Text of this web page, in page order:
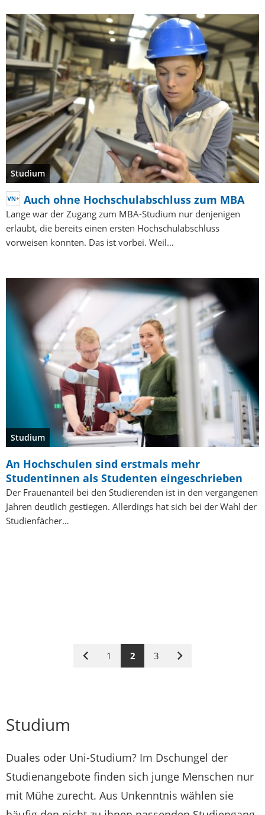
Studium
Auch ohne Hochschulabschluss zum MBA
Lange war der Zugang zum MBA-Studium nur denjenigen
erlaubt, die bereits einen ersten Hochschulabschluss
vorweisen konnten. Das ist vorbei. Weil…
Studium
An Hochschulen sind erstmals mehr
Studentinnen als Studenten eingeschrieben
Der Frauenanteil bei den Studierenden ist in den vergangenen
Jahren deutlich gestiegen. Allerdings hat sich bei der Wahl der
Studienfächer…
Vorige
1 2 3
Nächste
Studium
Duales oder Uni-Studium? Im Dschungel der
Studienangebote finden sich junge Menschen nur
mit Mühe zurecht. Aus Unkenntnis wählen sie